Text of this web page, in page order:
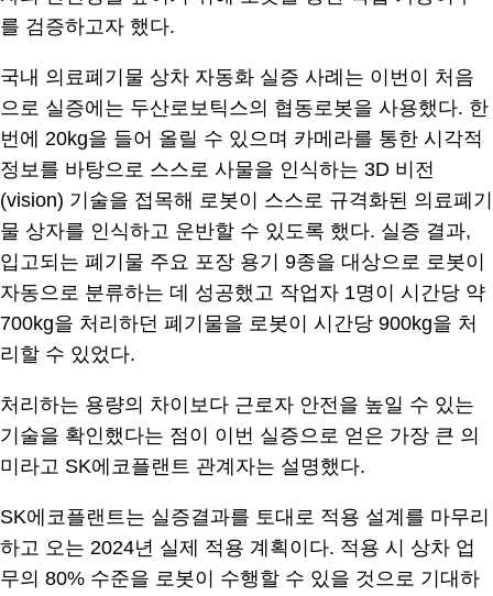
를 검증하고자 했다.
국내 의료폐기물 상차 자동화 실증 사례는 이번이 처음
으로 실증에는 두산로보틱스의 협동로봇을 사용했다. 한
번에 20kg을 들어 올릴 수 있으며 카메라를 통한 시각적
정보를 바탕으로 스스로 사물을 인식하는 3D 비전
(vision) 기술을 접목해 로봇이 스스로 규격화된 의료폐기
물 상자를 인식하고 운반할 수 있도록 했다. 실증 결과,
입고되는 폐기물 주요 포장 용기 9종을 대상으로 로봇이
자동으로 분류하는 데 성공했고 작업자 1명이 시간당 약
700kg을 처리하던 폐기물을 로봇이 시간당 900kg을 처
리할 수 있었다.
처리하는 용량의 차이보다 근로자 안전을 높일 수 있는
기술을 확인했다는 점이 이번 실증으로 얻은 가장 큰 의
미라고 SK에코플랜트 관계자는 설명했다.
SK에코플랜트는 실증결과를 토대로 적용 설계를 마무리
하고 오는 2024년 실제 적용 계획이다. 적용 시 상차 업
무의 80% 수준을 로봇이 수행할 수 있을 것으로 기대하